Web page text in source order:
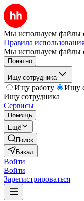
Мы используем файлы
Правила
Мы используем файлы
Понятно
Ищу сотрудника
Ищу работу
Ищу
Ищу сотрудника
Сервисы
Помощь
Ещё
Поиск
Бакал
Войти
Войти
Зарегистрироваться